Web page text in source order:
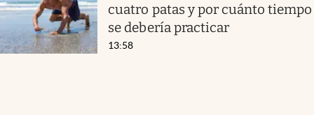
cuatro patas y por cuánto tiempo
se debería practicar
13:58